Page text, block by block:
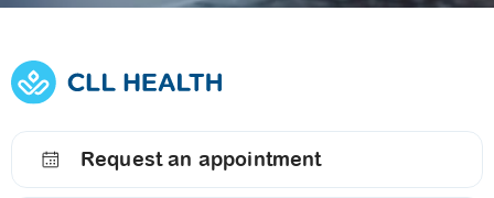
Request an appointment